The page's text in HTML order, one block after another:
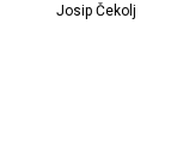
Josip Čekolj